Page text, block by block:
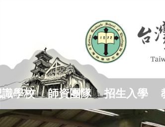
區
學校 師資團隊 招生入學